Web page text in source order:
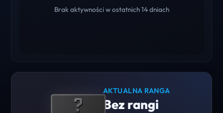
Brak aktywności w ostatnich 14 dniach
AKTUALNA RANGA
Bez rangi